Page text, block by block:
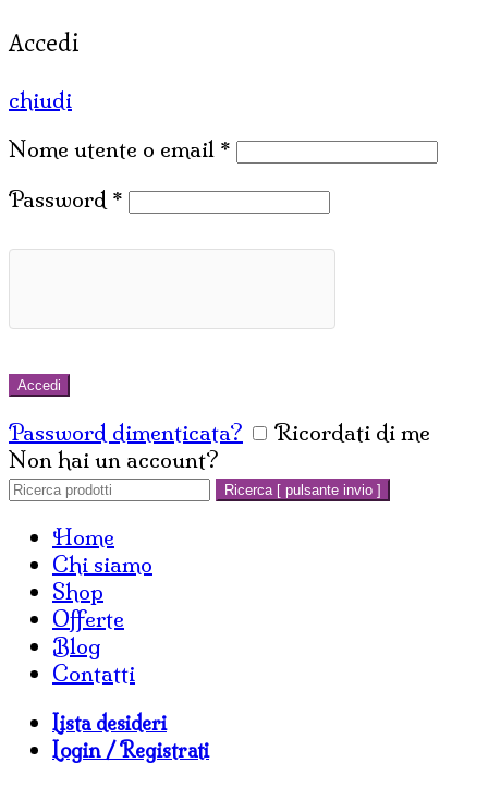
Accedi
chiudi
Nome utente o email *
Password *
Accedi
Password dimenticata?
Ricordati di me
Non hai un account?
Cerca:
Ricerca [ pulsante invio ]
Home
Chi siamo
Shop
Offerte
Blog
Contatti
Lista desideri
Login / Registrati